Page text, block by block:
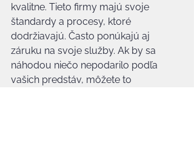
kvalitne. Tieto firmy majú svoje
štandardy a procesy, ktoré
dodržiavajú. Často ponúkajú aj
záruku na svoje služby. Ak by sa
náhodou niečo nepodarilo podľa
vašich predstáv, môžete to